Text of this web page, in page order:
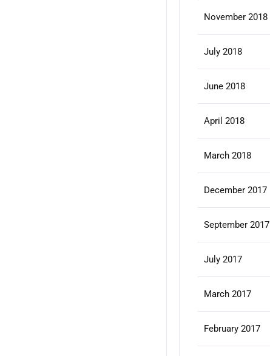
November 2018
July 2018
June 2018
April 2018
March 2018
December 2017
September 2017
July 2017
March 2017
February 2017